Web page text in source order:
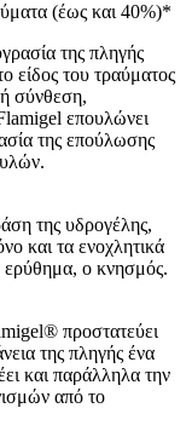
(έως και 40%)*
της πληγής
είδος του τραύματος
σύνθεση,
επουλώνει
της επούλωσης
της υδρογέλης,
και τα ενοχλητικά
ο κνησμός.
προστατεύει
της πληγής ένα
και παράλληλα την
από το